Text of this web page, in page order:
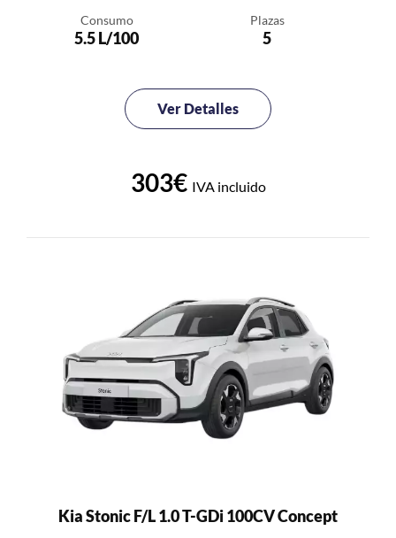
Consumo
5.5 L/100
Plazas
5
Ver Detalles
303€ IVA incluido
Kia Stonic F/L 1.0 T-GDi 100CV Concept